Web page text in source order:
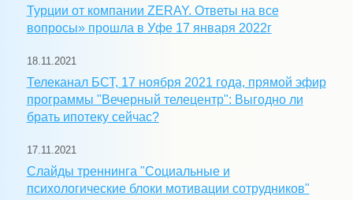
Турции от компании ZERAY. Ответы на все
вопросы» прошла в Уфе 17 января 2022г
18.11.2021
Телеканал БСТ, 17 ноября 2021 года, прямой эфир
программы "Вечерный телецентр": Выгодно ли
брать ипотеку сейчас?
17.11.2021
Слайды треннинга "Социальные и
психологические блоки мотивации сотрудников"